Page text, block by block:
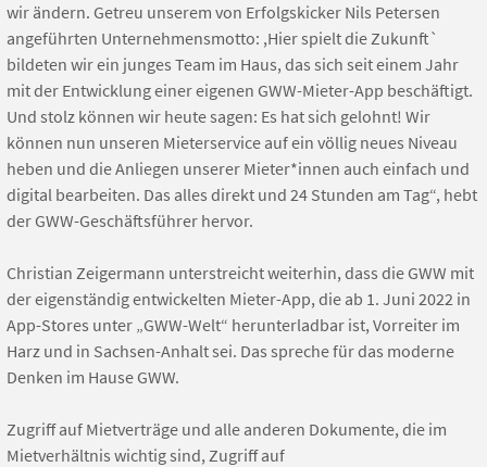
wir ändern. Getreu unserem von Erfolgskicker Nils Petersen
angeführten Unternehmensmotto: ,Hier spielt die Zukunft`
bildeten wir ein junges Team im Haus, das sich seit einem Jahr
mit der Entwicklung einer eigenen GWW-Mieter-App beschäftigt.
Und stolz können wir heute sagen: Es hat sich gelohnt! Wir
können nun unseren Mieterservice auf ein völlig neues Niveau
heben und die Anliegen unserer Mieter*innen auch einfach und
digital bearbeiten. Das alles direkt und 24 Stunden am Tag“, hebt
der GWW-Geschäftsführer hervor.
Christian Zeigermann unterstreicht weiterhin, dass die GWW mit
der eigenständig entwickelten Mieter-App, die ab 1. Juni 2022 in
App-Stores unter „GWW-Welt“ herunterladbar ist, Vorreiter im
Harz und in Sachsen-Anhalt sei. Das spreche für das moderne
Denken im Hause GWW.
Zugriff auf Mietverträge und alle anderen Dokumente, die im
Mietverhältnis wichtig sind, Zugriff auf